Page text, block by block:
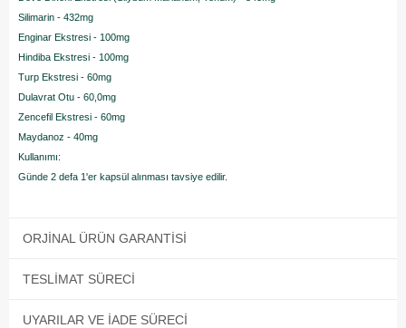
Silimarin - 432mg
Enginar Ekstresi - 100mg
Hindiba Ekstresi - 100mg
Turp Ekstresi - 60mg
Dulavrat Otu - 60,0mg
Zencefil Ekstresi - 60mg
Maydanoz - 40mg
Kullanımı:
Günde 2 defa 1'er kapsül alınması tavsiye edilir.
ORJINAL ÜRÜN GARANTISI
TESLIMAT SÜRECI
UYARILAR VE İADE SÜRECI